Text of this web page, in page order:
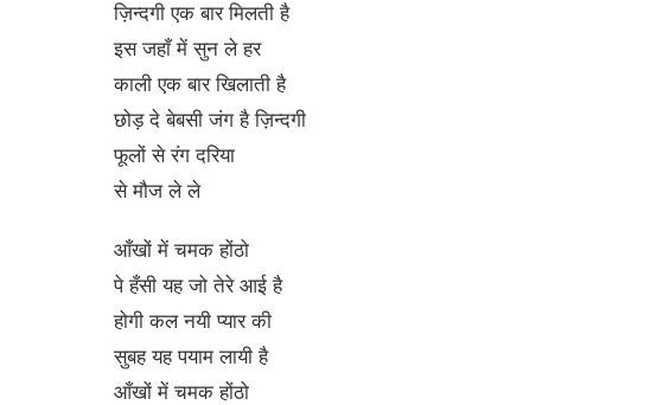
ज़िन्दगी एक बार मिलती है
इस जहाँ में सुन ले हर
काली एक बार खिलाती है
छोड़ दे बेबसी जंग है ज़िन्दगी
फूलों से रंग दरिया
से मौज ले ले
आँखों में चमक होंठो
पे हँसी यह जो तेरे आई है
होगी कल नयी प्यार की
सुबह यह पयाम लायी है
आँखों में चमक होंठो